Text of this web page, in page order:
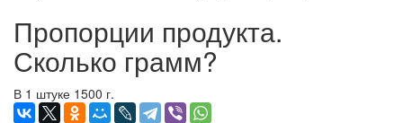
Пропорции продукта.
Сколько грамм?
В 1 штуке 1500 г.